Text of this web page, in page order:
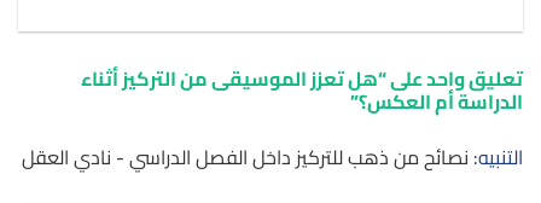
تعليق واحد على “هل تعزز الموسيقى من التركيز أثناء
الدراسة أم العكس؟”
التنبيه: نصائح من ذهب للتركيز داخل الفصل الدراسي - نادي العقل